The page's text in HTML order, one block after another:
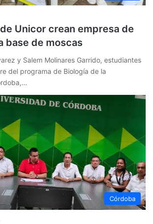
Unicor crean empresa de
base de moscas
y Salem Molinares Garrido, estudiantes
del programa de Biología de la
Córdoba